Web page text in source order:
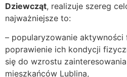
Dziewcząt, realizuje szereg
najważniejsze to:
– popularyzowanie
poprawienie ich kondycji
się do wzrostu
mieszkańców Lublina,